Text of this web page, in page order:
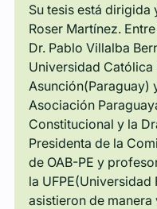
Su tesis está
Roser Martínez.
Dr. Pablo Villalba
Universidad Católica
Asunción(Paraguay)
Asociación
Constitucional y la
Presidenta de la
de OAB-PE y
la UFPE(Universidad
asistieron de